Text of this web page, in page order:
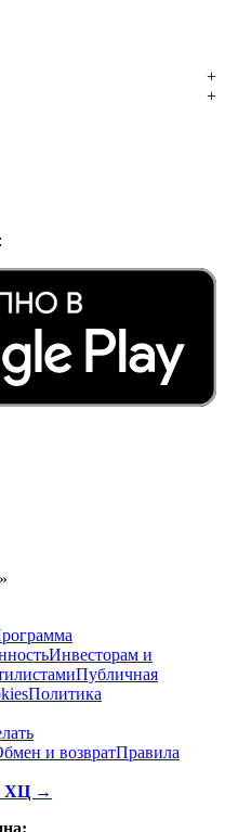
Инвесторам и
Публичная
Политика
и возвратПравила
ХЦ →